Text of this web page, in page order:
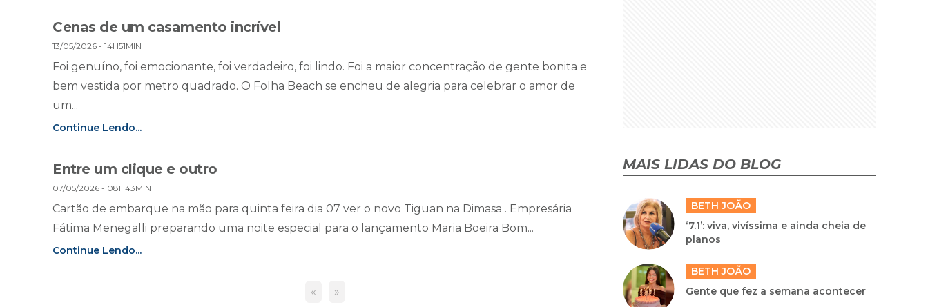
Cenas de um casamento incrível
13/05/2026 - 14H51MIN
Foi genuíno, foi emocionante, foi verdadeiro, foi lindo. Foi a maior concentração de gente bonita e
bem vestida por metro quadrado. O Folha Beach se encheu de alegria para celebrar o amor de
um...
Continue Lendo...
Entre um clique e outro
07/05/2026 - 08H43MIN
Cartão de embarque na mão para quinta feira dia 07 ver o novo Tiguan na Dimasa . Empresária
Fátima Menegalli preparando uma noite especial para o lançamento Maria Boeira Bom...
Continue Lendo...
« »
MAIS LIDAS DO BLOG
BETH JOÃO
‘7.1’: viva, vivíssima e ainda cheia de
planos
BETH JOÃO
Gente que fez a semana acontecer